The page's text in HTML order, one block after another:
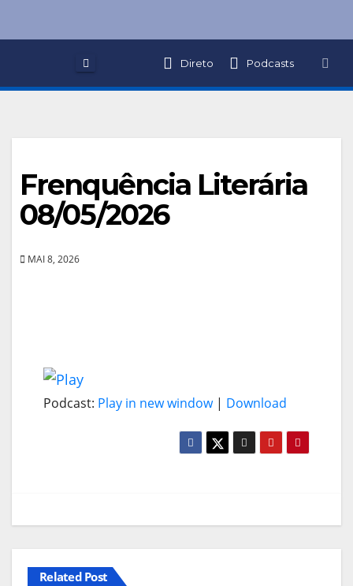
Direto Podcasts
Frenquência Literária
08/05/2026
MAI 8, 2026
Podcast: Play in new window| Download
Related Post